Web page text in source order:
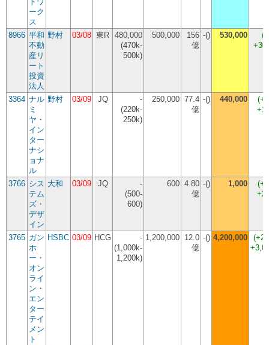
ーク
ス
8966 平和
不動
産リ
ート
投資
法人
野村 03/08 東R 480,000
(470k-
500k)
500,000
156
億
-() 530,000 (
3364 ナル
ミ
ヤ・
イン
ター
ナシ
ョナ
ル
野村 03/09 JQ
-
(220k-
250k)
250,000 77.4
億
-() 440,000 (
3766 シス
テム
ズ・
デザ
イン
大和 03/09 JQ
-
(500-
600)
600 4.80
億
-() 1,000 (
3765 ガン
ホ
ー・
オン
ライ
ン・
エン
ター
テイ
メン
ト
HSBC 03/09 HCG
-
(1,000k-
1,200k)
1,200,000 12.0
億
-() 4,200,000 (